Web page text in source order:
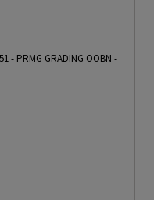
- PRMG GRADING OOBN -